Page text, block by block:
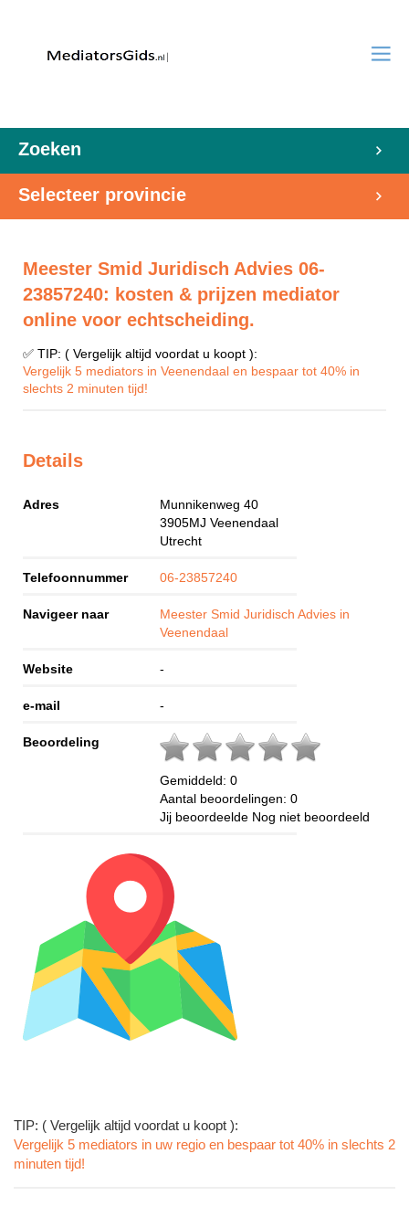
Zoeken
Selecteer provincie
Meester Smid Juridisch Advies 06-
23857240: kosten & prijzen mediator
online voor echtscheiding.
✅ TIP: ( Vergelijk altijd voordat u koopt ):
Vergelijk 5 mediators in Veenendaal en bespaar tot 40% in
slechts 2 minuten tijd!
Details
Adres
Munnikenweg 40
3905MJ Veenendaal
Utrecht
Telefoonnummer 06-23857240
Navigeer naar
Meester Smid Juridisch Advies in
Veenendaal
Website -
e-mail -
Beoordeling
Gemiddeld: 0
Aantal beoordelingen: 0
Jij beoordeelde Nog niet beoordeeld
TIP: ( Vergelijk altijd voordat u koopt ):
Vergelijk 5 mediators in uw regio en bespaar tot 40% in slechts 2
minuten tijd!